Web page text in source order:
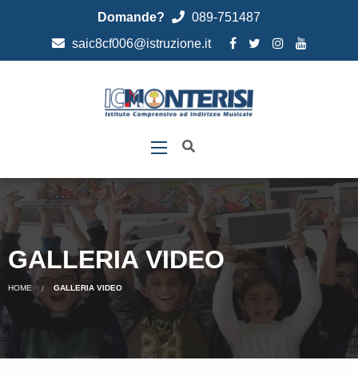
Domande?
089-751487
saic8cf006@istruzione.it
GALLERIA VIDEO
HOME GALLERIA VIDEO